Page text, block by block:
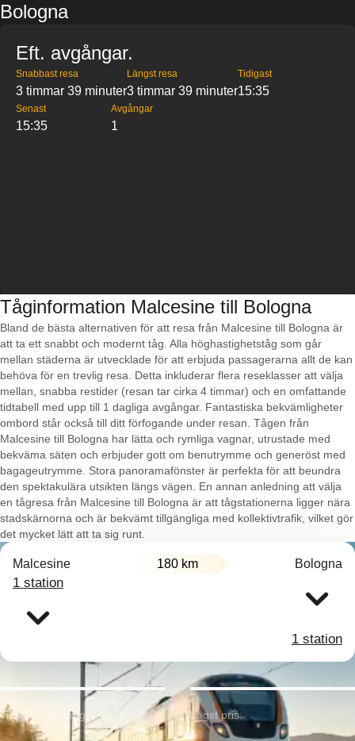
Bologna
Eft. avgångar.
Snabbast resa
3 timmar 39 minuter
Längst resa
3 timmar 39 minuter
Tidigast
15:35
Senast
15:35
Avgångar
1
Tåginformation Malcesine till Bologna
Bland de bästa alternativen för att resa från Malcesine till Bologna är
att ta ett snabbt och modernt tåg. Alla höghastighetståg som går
mellan städerna är utvecklade för att erbjuda passagerarna allt de kan
behöva för en trevlig resa. Detta inkluderar flera reseklasser att välja
mellan, snabba restider (resan tar cirka 4 timmar) och en omfattande
tidtabell med upp till 1 dagliga avgångar. Fantastiska bekvämligheter
ombord står också till ditt förfogande under resan. Tågen från
Malcesine till Bologna har lätta och rymliga vagnar, utrustade med
bekväma säten och erbjuder gott om benutrymme och generöst med
bagageutrymme. Stora panoramafönster är perfekta för att beundra
den spektakulära utsikten längs vägen. En annan anledning att välja
en tågresa från Malcesine till Bologna är att tågstationerna ligger nära
stadskärnorna och är bekvämt tillgängliga med kollektivtrafik, vilket gör
det mycket lätt att ta sig runt.
Malcesine 180 km Bologna
1 station
1 station
Tidigaste avgång: Lägst pris: